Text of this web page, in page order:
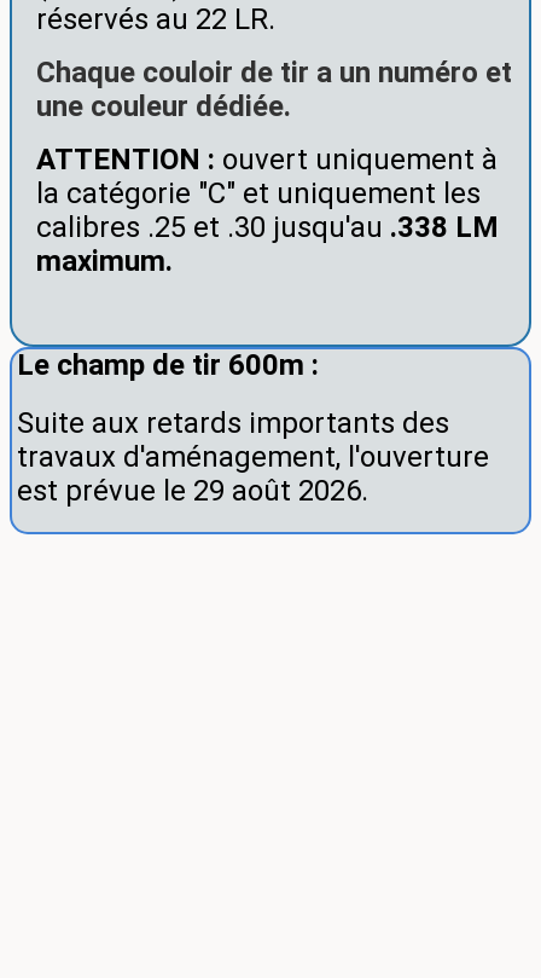
réservés au 22 LR.
Chaque couloir de tir a un numéro et
une couleur dédiée.
ATTENTION : ouvert uniquement à
la catégorie "C" et uniquement les
calibres .25 et .30 jusqu'au .338 LM
maximum.
Le champ de tir 600m :
Suite aux retards importants des
travaux d'aménagement, l'ouverture
est prévue le 29 août 2026.